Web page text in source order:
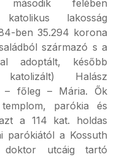
felében
lakosság
ben 35.294 korona
származó s a
adoptált, később
Halász
– főleg – Mária. Ők
parókia és
a 114 kat. holdas
parókiától a Kossuth
utcáig tartó